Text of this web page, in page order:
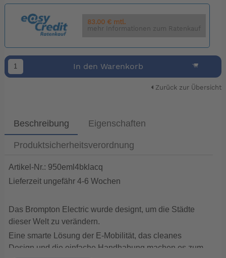
83.00 € mtl.
mehr Informationen zum Ratenkauf
In den Warenkorb
Zurück zur Übersicht
Beschreibung Eigenschaften
Produktsicherheitsverordnung
Artikel-Nr.: 950eml4bklacq
Lieferzeit ungefähr 4-6 Wochen
Das Brompton Electric wurde designt, um die Städte
dieser Welt zu verändern.
Eine smarte Lösung der E-Mobilität, das cleanes
Design und die einfache Handhabung machen es zum